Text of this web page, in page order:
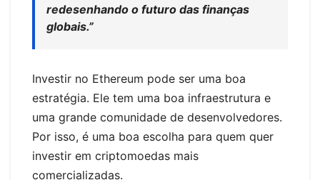
redesenhando o futuro das finanças
globais.”
Investir no Ethereum pode ser uma boa
estratégia. Ele tem uma boa infraestrutura e
uma grande comunidade de desenvolvedores.
Por isso, é uma boa escolha para quem quer
investir em criptomoedas mais
comercializadas.